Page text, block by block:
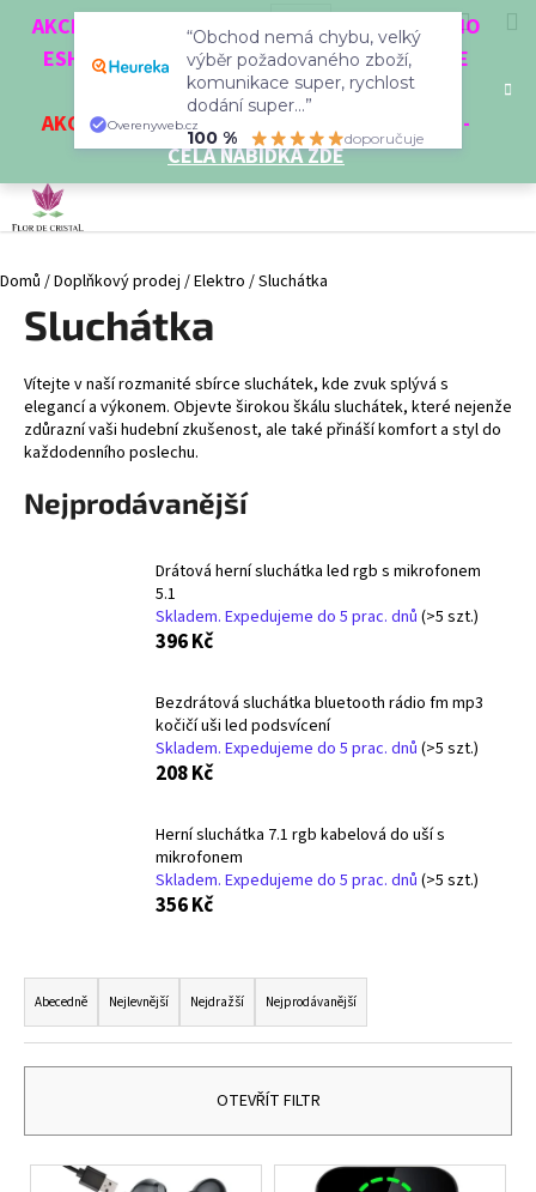
AKCE 3 + 1 ZDARMA. NAKUPTE 4 VĚCI Z NAŠEHO
ESHOPU A ČTVRTÝ NEJLEVNĚJŠÍ DOSTANETE
ZDARMA!
AKCENA VYBRANÉ VÝROBKY - SLEVA AŽ 35% -
CELÁ NABÍDKA ZDE
CZK HledatPřihlášení
Domů /Doplňkový prodej /Elektro /Sluchátka
Sluchátka
Vítejte v naší rozmanité sbírce sluchátek, kde zvuk splývá s
elegancí a výkonem. Objevte širokou škálu sluchátek, které nejenže
zdůrazní vaši hudební zkušenost, ale také přináší komfort a styl do
každodenního poslechu.
Nejprodávanější
Drátová herní sluchátka led rgb s mikrofonem
5.1
Skladem. Expedujeme do 5 prac. dnů (>5 szt.)
396 Kč
Bezdrátová sluchátka bluetooth rádio fm mp3
kočičí uši led podsvícení
Skladem. Expedujeme do 5 prac. dnů (>5 szt.)
208 Kč
Herní sluchátka 7.1 rgb kabelová do uší s
mikrofonem
Skladem. Expedujeme do 5 prac. dnů (>5 szt.)
356 Kč
Ř
a
z
e
í
p
Abecedně Nejlevnější Nejdražší Nejprodávanější
OTEVŘÍT FILTR
V
Zpět
Zpět
p
o
ř
e
b
u
j
e
e
p
o
r
u
č
j
“Obchod nemá chybu, velký
výběr požadovaného zboží,
komunikace super, rychlost
dodání super...”
100 %
doporučuje
Overenyweb.cz